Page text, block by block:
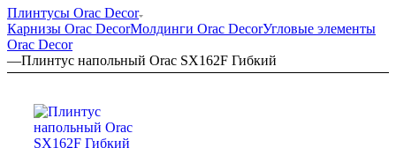
Плинтусы Orac Decor
Карнизы Orac DecorМолдинги Orac DecorУгловые элементы
Orac Decor
—Плинтус напольный Orac SX162F Гибкий